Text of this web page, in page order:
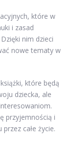
które w
i zasad
nim dzieci
nowe tematy w
które będą
dziecka, ale
przyjemnością i
całe życie.